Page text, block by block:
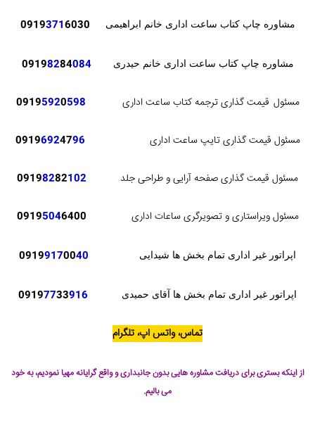
مشاوره چاپ کتاب ساعت اداری خانم ابراهیمی 3716030
مشاوره چاپ کتاب ساعت اداری خانم حیدری 0919
8284084
مسئول قیمت گذاری ترجمه کتاب ساعت اداری 09195920598
مسئول قیمت گذاری تایپ ساعت اداری 09196924796
مسئول قیمت گذاری صفحه آرایی و طراحی جلد 09198282102
مسئول ویراستاری و تصویرگری ساعات اداری 09195046400
اپراتور غیر اداری تمام بخش ها شیدایی 09199170040
اپراتور غیر اداری تمام بخش ها آقای حمیدی 09197733916
تماس، واتس اپ، تلگرام
از اینکه بستری برای دریافت مشاوره هایی بدون جانبداری و واقع گرایانه مهیا نمودیم، به خود
می بالیم.